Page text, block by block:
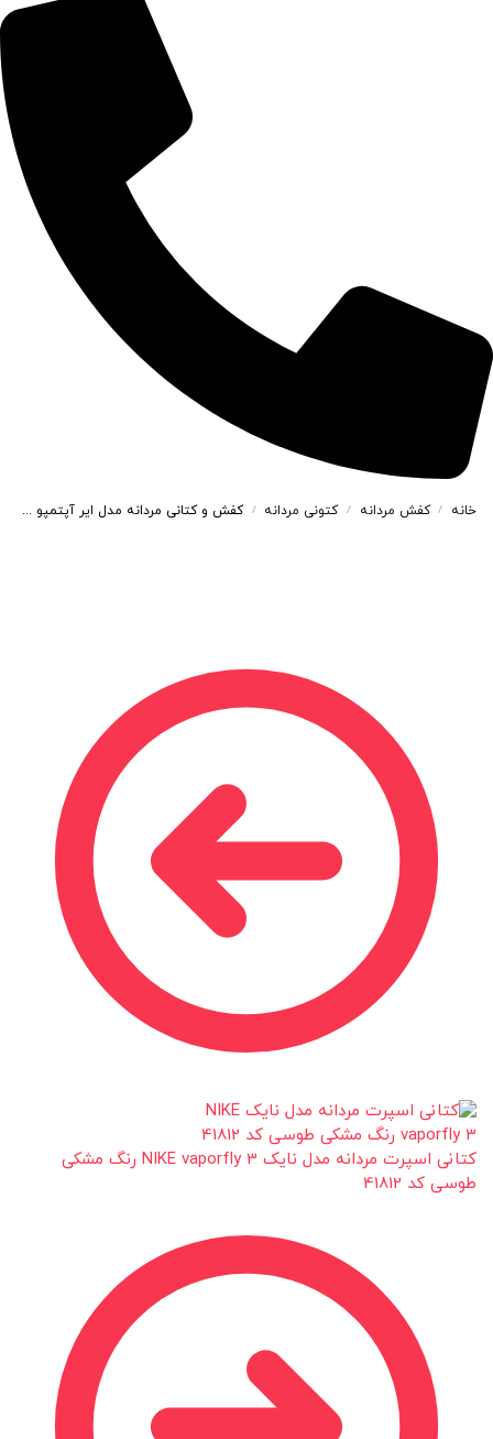
خانه / کفش مردانه / کتونی مردانه / کفش و کتانی مردانه مدل ایر آپتمپو Nike air more Uptempo رنگ سرمه ای سفید کد 55126
کتانی اسپرت مردانه مدل نایک NIKE vaporfly 3 رنگ مشکی
طوسی کد 41812